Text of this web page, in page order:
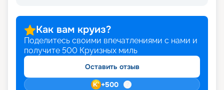
Как вам круиз?
Поделитесь своими впечатлениями с нами и
получите 500 Круизных миль
Оставить отзыв
+500